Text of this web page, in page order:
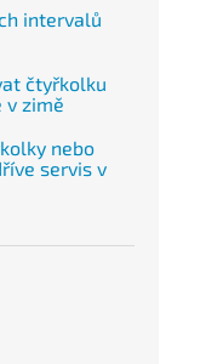
intervalů
čtyřkolku
v zimě
nebo
servis v